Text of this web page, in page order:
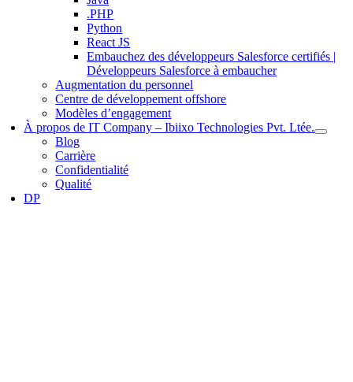
.PHP
Python
React JS
Embauchez des développeurs Salesforce certifiés |
Développeurs Salesforce à embaucher
Augmentation du personnel
Centre de développement offshore
Modèles d’engagement
À propos de IT Company – Ibiixo Technologies Pvt. Ltée.
Blog
Carrière
Confidentialité
Qualité
DP